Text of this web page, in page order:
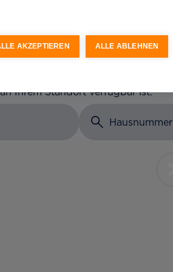
Ihrem Standort verfügbar ist.
Hausnummer
AKZEPTIEREN ALLE ABLEHNEN